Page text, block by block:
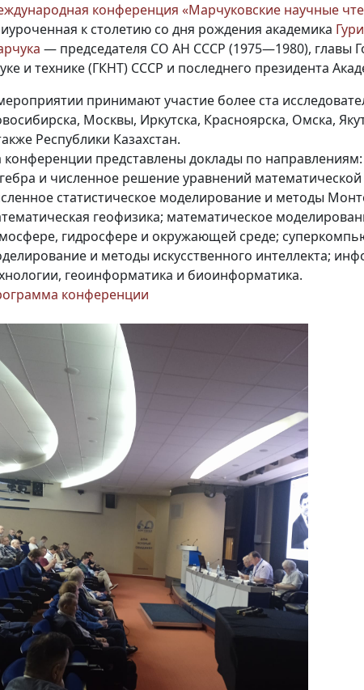
конференция «Марчуковские научные
к столетию со дня рождения академика
— председателя СО АН СССР (1975—1980), главы
и технике (ГКНТ) СССР и последнего президента
принимают участие более ста
Москвы, Иркутска, Красноярска, Омска,
Республики Казахстан.
конференции представлены доклады по
и численное решение уравнений
статистическое моделирование и методы
геофизика; математическое
гидросфере и окружающей среде;
и методы искусственного интеллекта;
геоинформатика и биоинформатика.
конференции